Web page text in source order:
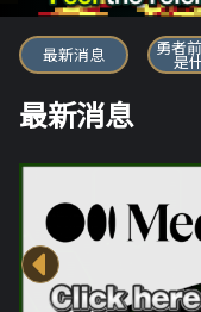
勇者前線英
最新消息 勇者
是
最新消息